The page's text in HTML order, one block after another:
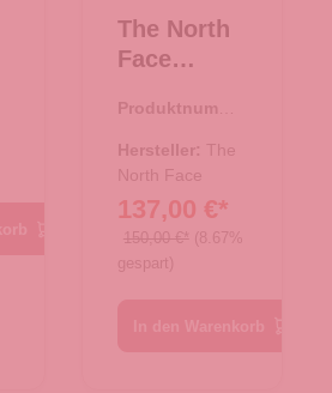
The North
Face
Sporttasch
e
Rucksack
Base Camp
Duffel XXL
Summit
Produktnumme
Hersteller: The
North Face
137,00 €*
150,00 €* (8.67%
gespart)